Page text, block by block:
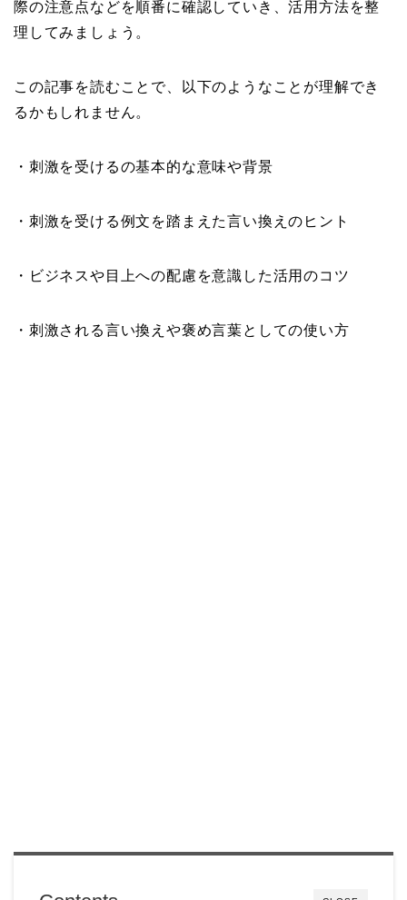
際の注意点などを順番に確認していき、活用方法を整
理してみましょう。
この記事を読むことで、以下のようなことが理解でき
るかもしれません。
・刺激を受けるの基本的な意味や背景
・刺激を受ける例文を踏まえた言い換えのヒント
・ビジネスや目上への配慮を意識した活用のコツ
・刺激される言い換えや褒め言葉としての使い方